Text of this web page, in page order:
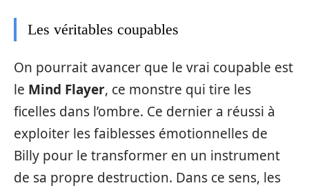
Les véritables coupables
On pourrait avancer que le vrai coupable est
le Mind Flayer, ce monstre qui tire les
ficelles dans l’ombre. Ce dernier a réussi à
exploiter les faiblesses émotionnelles de
Billy pour le transformer en un instrument
de sa propre destruction. Dans ce sens, les